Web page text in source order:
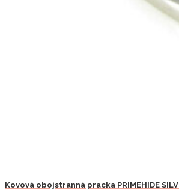
Kovová obojstranná pracka PRIMEHIDE